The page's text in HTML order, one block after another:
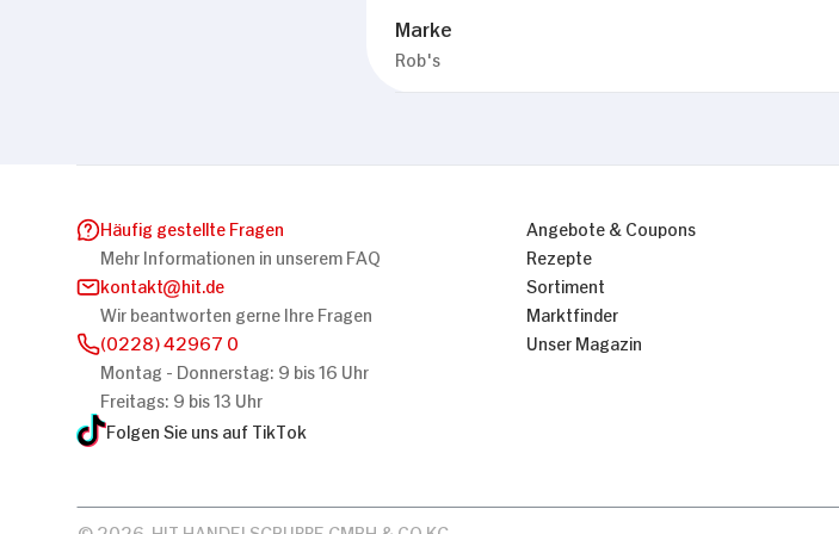
Marke
Rob's
Häufig gestellte Fragen
Mehr Informationen in unserem FAQ
kontakt
hit.de
Wir beantworten gerne Ihre Fragen
(0228) 42967 0
Montag - Donnerstag: 9 bis 16 Uhr
Freitags: 9 bis 13 Uhr
Folgen Sie uns auf TikTok
Angebote & Coupons
Rezepte
Sortiment
Marktfinder
Unser Magazin